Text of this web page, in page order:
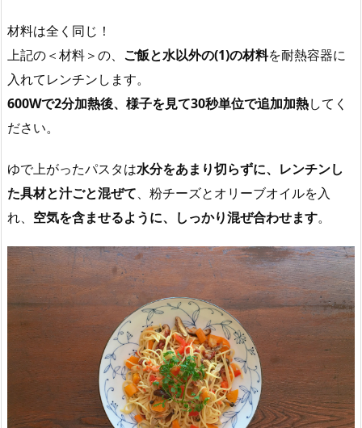
材料は全く同じ！
上記の＜材料＞の、 ご飯と水以外の(1)の材料を耐熱容器に
入れてレンチンします。
600Wで2分加熱後、様子を見て30秒単位で追加加熱してく
ださい。
ゆで上がったパスタは水分をあまり切らずに、レンチンし
た具材と汁ごと混ぜて、粉チーズとオリーブオイルを入
れ、 空気を含ませるように、しっかり混ぜ合わせます。